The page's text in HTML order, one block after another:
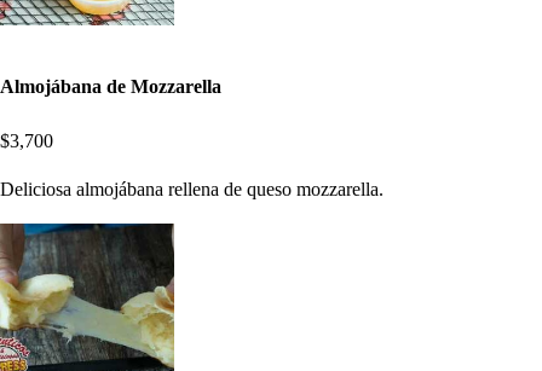
Almojábana de Mozzarella
$3,700
Deliciosa almojábana rellena de queso mozzarella.